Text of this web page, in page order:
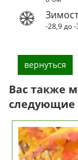
-28,9 до
вернуться
Вас также
следующие